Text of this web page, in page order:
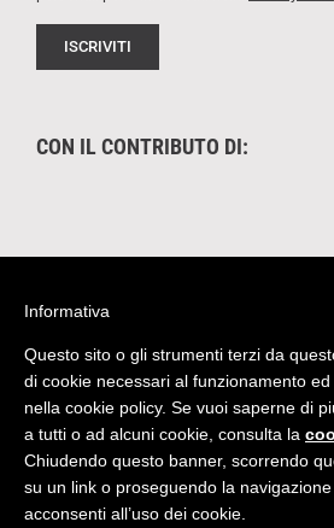
CON IL CONTRIBUTO DI:
Quest'opera è distribuita
Commons Attribuzione - Non commerciale
Internazionale|
Informativa
Questo sito o gli strumenti terzi da
di cookie necessari al funzionamento
nella cookie policy. Se vuoi saperne di
a tutti o ad alcuni cookie, consulta la
Chiudendo questo banner, scorrendo
su un link o proseguendo la navigazione
acconsenti all’uso dei cookie.